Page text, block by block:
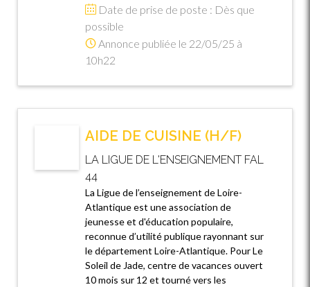
Date de prise de poste : Dès que
possible
Annonce publiée le 22/05/25 à
10h22
AIDE DE CUISINE (H/F)
LA LIGUE DE L'ENSEIGNEMENT FAL
44
La Ligue de l’enseignement de Loire-
Atlantique est une association de
jeunesse et d'éducation populaire,
reconnue d’utilité publique rayonnant sur
le département Loire-Atlantique. Pour Le
Soleil de Jade, centre de vacances ouvert
10 mois sur 12 et tourné vers les